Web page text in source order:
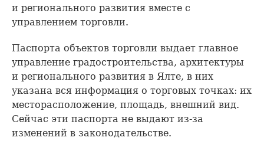
и регионального развития вместе с
управлением торговли.
Паспорта объектов торговли выдает главное
управление градостроительства, архитектуры
и регионального развития в Ялте, в них
указана вся информация о торговых точках: их
месторасположение, площадь, внешний вид.
Сейчас эти паспорта не выдают из-за
изменений в законодательстве.